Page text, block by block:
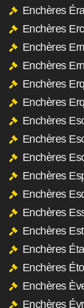
Enchères
Enchères
Enchères
Enchères
Enchères
Enchères
Enchères
Enchères
Enchères
Enchères
Enchères
Enchères
Enchères
Enchères
Enchères
Enchères
Enchères